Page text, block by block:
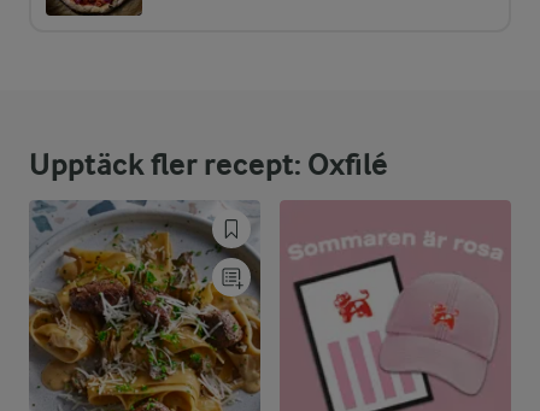
Fett:
70,2 %
23 g
Kolhydrater:
6,7 %
4,8 g
Upptäck fler recept: Oxfilé